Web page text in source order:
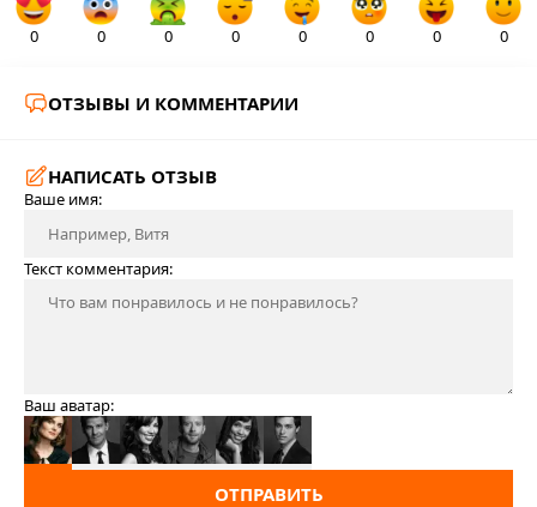
0 0 0 0 0 0 0 0
ОТЗЫВЫ И КОММЕНТАРИИ
НАПИСАТЬ ОТЗЫВ
Ваше имя:
Текст комментария:
Ваш аватар:
ОТПРАВИТЬ